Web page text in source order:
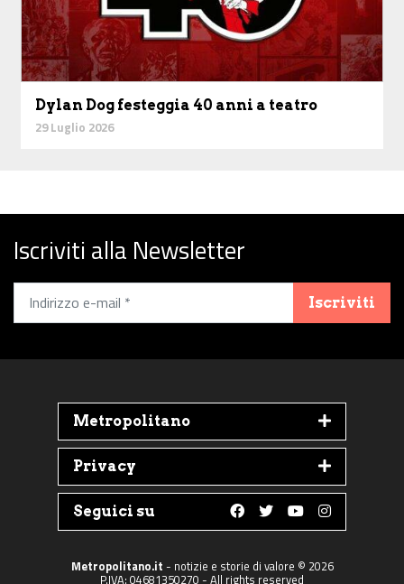
Dylan Dog festeggia 40 anni a teatro
29 Luglio 2026
Iscriviti alla Newsletter
Iscriviti
Metropolitano
Privacy
Seguici su
Follow us on
Follow us on
Follow us on
Follow us
Metropolitano.it - notizie e storie di valore © 2026
P.IVA: 04681350270 - All rights reserved